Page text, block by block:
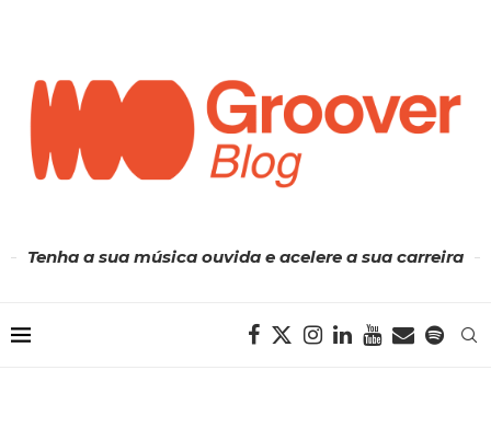
Tenha a sua música ouvida e acelere a sua carreira